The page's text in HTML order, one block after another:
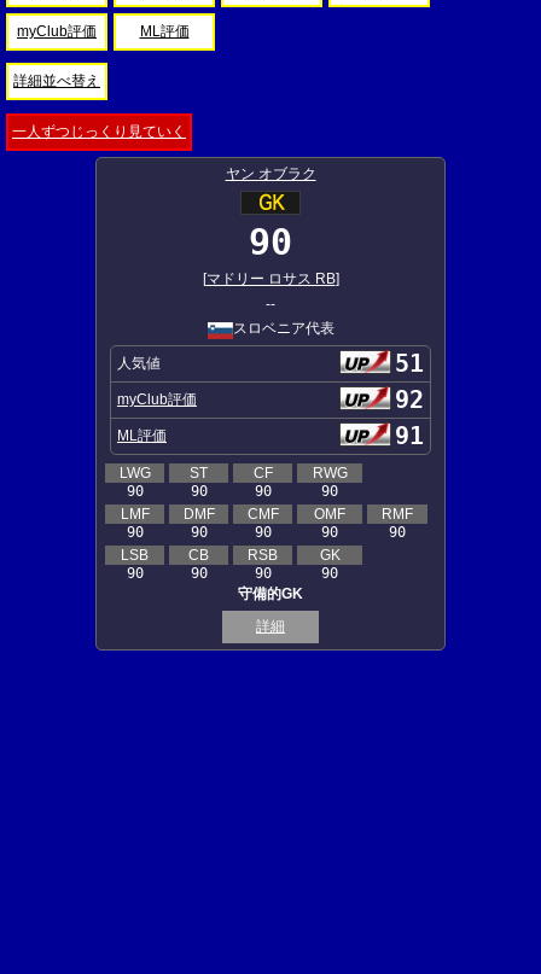
myClub評価 ML評価
詳細並べ替え
一人ずつじっくり見ていく
ヤン オブラク
90
[マドリー ロサス RB]
--
スロベニア代表
人気値 51
myClub評価 92
ML評価 91
LWG
90
ST
90
CF
90
RWG
90
LMF
90
DMF
90
CMF
90
OMF
90
RMF
90
LSB
90
CB
90
RSB
90
GK
90
守備的GK
詳細